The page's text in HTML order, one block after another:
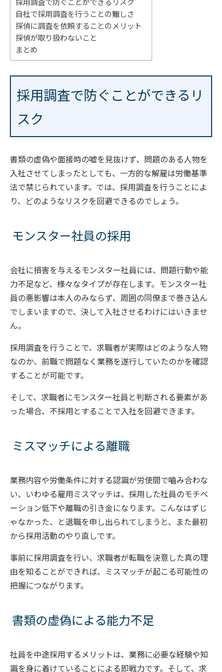
自社で採用調査を行うことの難しさ
探偵に調査を依頼することのメリット
探偵が取り扱わないこと
まとめ
採用調査で防ぐことができるリ
スク
書類の虚偽や面接時の嘘を見抜けず、問題のある人物を
入社させてしまったとしても、一方的な解雇は労働基準
法で禁じられています。では、採用調査を行うことによ
り、どのようなリスクを回避できるのでしょう。
モンスター社員の採用
会社に損害を与えるモンスター社員には、問題行動や能
力不足など、様々なタイプが存在します。モンスター社
員の悪影響は本人のみならず、周囲の同僚まで巻き込ん
でしまいますので、決して入社させるわけにはいきませ
ん。
採用調査を行うことで、求職者が実際はどのような人物
なのか、前職で問題なく業務を遂行していたのかを確認
することが可能です。
そして、求職者にモンスター社員と判断される要素があ
った場合、不採用とすることで入社を回避できます。
ミスマッチによる離職
業務内容や労働条件に対する認識が労使間で嚙み合わな
い、いわゆる雇用ミスマッチは、採用した社員のモチベ
ーション低下や離職の引き金になります。こんなはずじ
ゃなかった、と退職を申し出られてしまうと、また最初
から採用活動のやり直しです。
事前に採用調査を行い、求職者が転職を決意した真の理
由を知ることができれば、ミスマッチが起こる可能性の
把握につながります。
書類の虚偽による能力不足
社員を中途採用するメリットは、業務に必要な経験や知
識を身に着けていることによる即戦力です。そして、求